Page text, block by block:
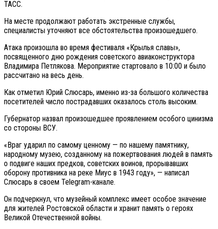
ТАСС.
На месте продолжают работать экстренные службы,
специалисты уточняют все обстоятельства произошедшего.
Атака произошла во время фестиваля «Крылья славы»,
посвященного дню рождения советского авиаконструктора
Владимира Петлякова. Мероприятие стартовало в 10:00 и было
рассчитано на весь день.
Как отметил Юрий Слюсарь, именно из-за большого количества
посетителей число пострадавших оказалось столь высоким.
Губернатор назвал произошедшее проявлением особого цинизма
со стороны ВСУ.
«Враг ударил по самому ценному — по нашему памятнику,
народному музею, созданному на пожертвования людей в память
о подвиге наших предков, советских воинов, прорывавших
оборону противника на реке Миус в 1943 году», — написал
Слюсарь в своем Telegram-канале.
Он подчеркнул, что музейный комплекс имеет особое значение
для жителей Ростовской области и хранит память о героях
Великой Отечественной войны.